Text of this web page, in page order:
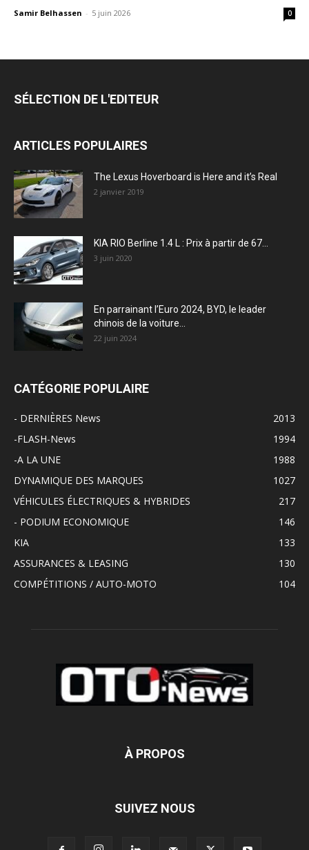
Samir Belhassen - 5 juin 2026 0
SÉLECTION DE L'EDITEUR
ARTICLES POPULAIRES
The Lexus Hoverboard is Here and it’s Real
2 janvier 2019
KIA RIO Berline 1.4 L : Prix à partir de 67...
3 juin 2020
En parrainant l’Euro 2024, BYD, le leader
chinois de la voiture...
22 juin 2024
CATÉGORIE POPULAIRE
- DERNIÈRES News
2013
-FLASH-News
1994
-A LA UNE
1988
DYNAMIQUE DES MARQUES
1027
VÉHICULES ÉLECTRIQUES & HYBRIDES
217
- PODIUM ECONOMIQUE
146
KIA
133
ASSURANCES & LEASING
130
COMPÉTITIONS / AUTO-MOTO
104
À PROPOS
SUIVEZ NOUS